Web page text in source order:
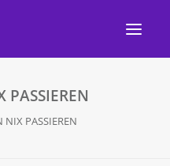
NIX PASSIEREN